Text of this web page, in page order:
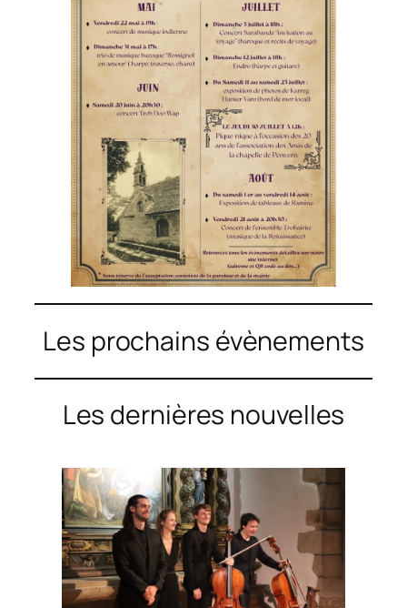
Les prochains évènements
Les dernières nouvelles